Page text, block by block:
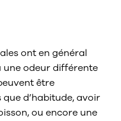
ont en général
une odeur différente
être
d’habitude, avoir
ou encore une